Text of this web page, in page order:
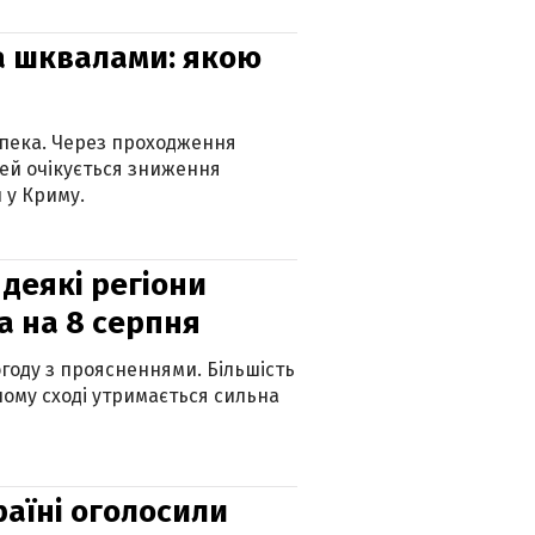
шквалами: якою
Через проходження
очікується зниження
у Криму.
регіони
на 8 серпня
з проясненнями. Більшість
сході утримається сильна
оголосили